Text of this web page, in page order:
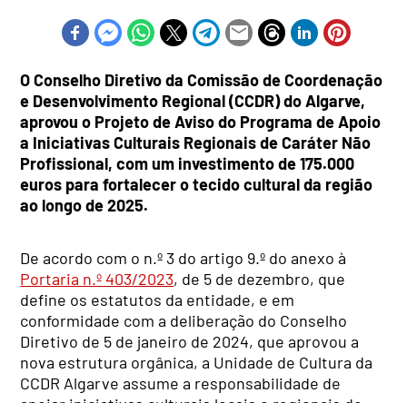
O Conselho Diretivo da Comissão de Coordenação
e Desenvolvimento Regional (CCDR) do Algarve,
aprovou o Projeto de Aviso do Programa de Apoio
a Iniciativas Culturais Regionais de Caráter Não
Profissional, com um investimento de 175.000
euros para fortalecer o tecido cultural da região
ao longo de 2025.
De acordo com o n.º 3 do artigo 9.º do anexo à
Portaria n.º 403/2023, de 5 de dezembro, que
define os estatutos da entidade, e em
conformidade com a deliberação do Conselho
Diretivo de 5 de janeiro de 2024, que aprovou a
nova estrutura orgânica, a Unidade de Cultura da
CCDR Algarve assume a responsabilidade de